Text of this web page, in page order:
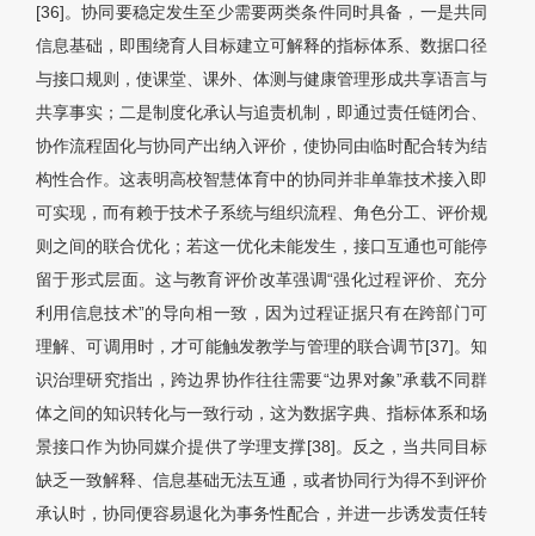
[36]。协同要稳定发生至少需要两类条件同时具备，一是共同
信息基础，即围绕育人目标建立可解释的指标体系、数据口径
与接口规则，使课堂、课外、体测与健康管理形成共享语言与
共享事实；二是制度化承认与追责机制，即通过责任链闭合、
协作流程固化与协同产出纳入评价，使协同由临时配合转为结
构性合作。这表明高校智慧体育中的协同并非单靠技术接入即
可实现，而有赖于技术子系统与组织流程、角色分工、评价规
则之间的联合优化；若这一优化未能发生，接口互通也可能停
留于形式层面。这与教育评价改革强调“强化过程评价、充分
利用信息技术”的导向相一致，因为过程证据只有在跨部门可
理解、可调用时，才可能触发教学与管理的联合调节[37]。知
识治理研究指出，跨边界协作往往需要“边界对象”承载不同群
体之间的知识转化与一致行动，这为数据字典、指标体系和场
景接口作为协同媒介提供了学理支撑[38]。反之，当共同目标
缺乏一致解释、信息基础无法互通，或者协同行为得不到评价
承认时，协同便容易退化为事务性配合，并进一步诱发责任转